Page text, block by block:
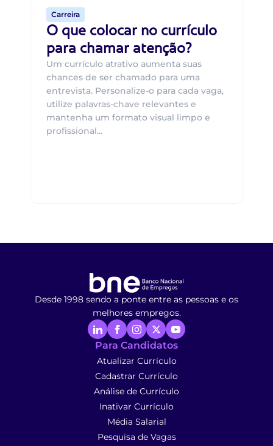
Carreira
O que colocar no currículo
para chamar atenção?
Um currículo atrativo aumenta suas
chances de ser chamado para uma
entrevista. Personalize-o para cada vaga,
utilize palavras-chave relevantes e
mantenha um formato visual limpo e
profissional...
Desde 1998 sendo a ponte entre as pessoas e os
melhores empregos.
Para Candidatos
Atualizar Currículo
Cadastrar Currículo
Análise de Currículo
Inativar Currículo
Média Salarial
Pesquisa de Vagas